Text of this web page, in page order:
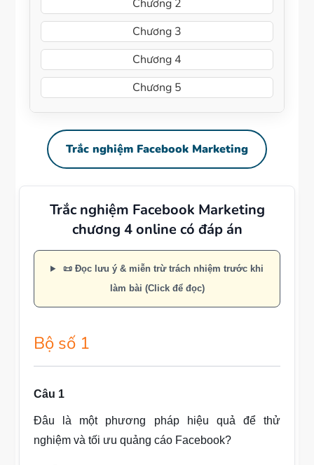
Chương 2
Chương 3
Chương 4
Chương 5
Trắc nghiệm Facebook Marketing
Trắc nghiệm Facebook Marketing
chương 4 online có đáp án
📜 Đọc lưu ý & miễn trừ trách nhiệm trước khi
làm bài (Click để đọc)
Bộ số 1
Câu 1
Đâu là một phương pháp hiệu quả để thử
nghiệm và tối ưu quảng cáo Facebook?